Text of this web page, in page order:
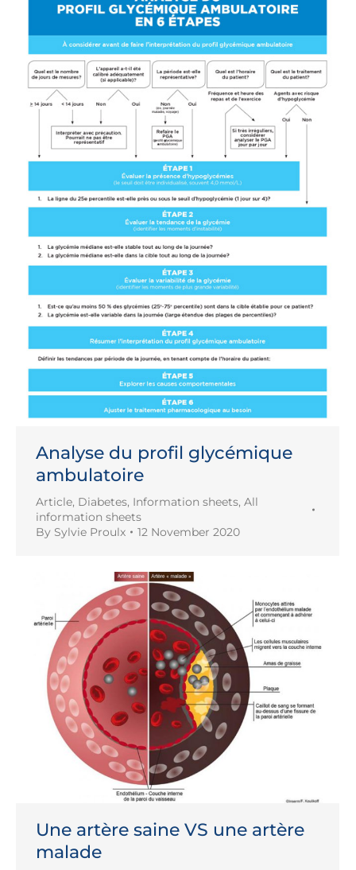
Analyse du profil glycémique
ambulatoire
Article, Diabetes, Information sheets, All
information sheets
By Sylvie Proulx 12 November 2020
Une artère saine VS une artère
malade